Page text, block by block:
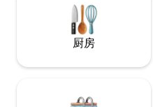
息和较长时间的住宿。 地理位置便利，距
离M8仅5分钟路程，距离科克
厨房